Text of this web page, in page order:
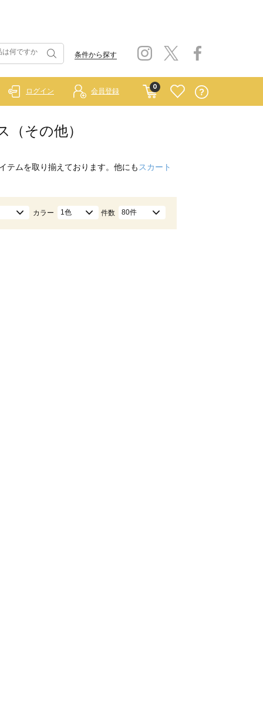
条件から探す
0
ログイン 会員登録
その他）
テムを取り揃えております。他にも スカート
カラー 1色 件数 80件